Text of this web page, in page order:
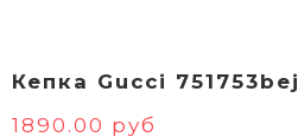
Кепка Gucci 751753bej
1890.00 руб